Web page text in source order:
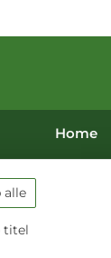
Home
alle
titel